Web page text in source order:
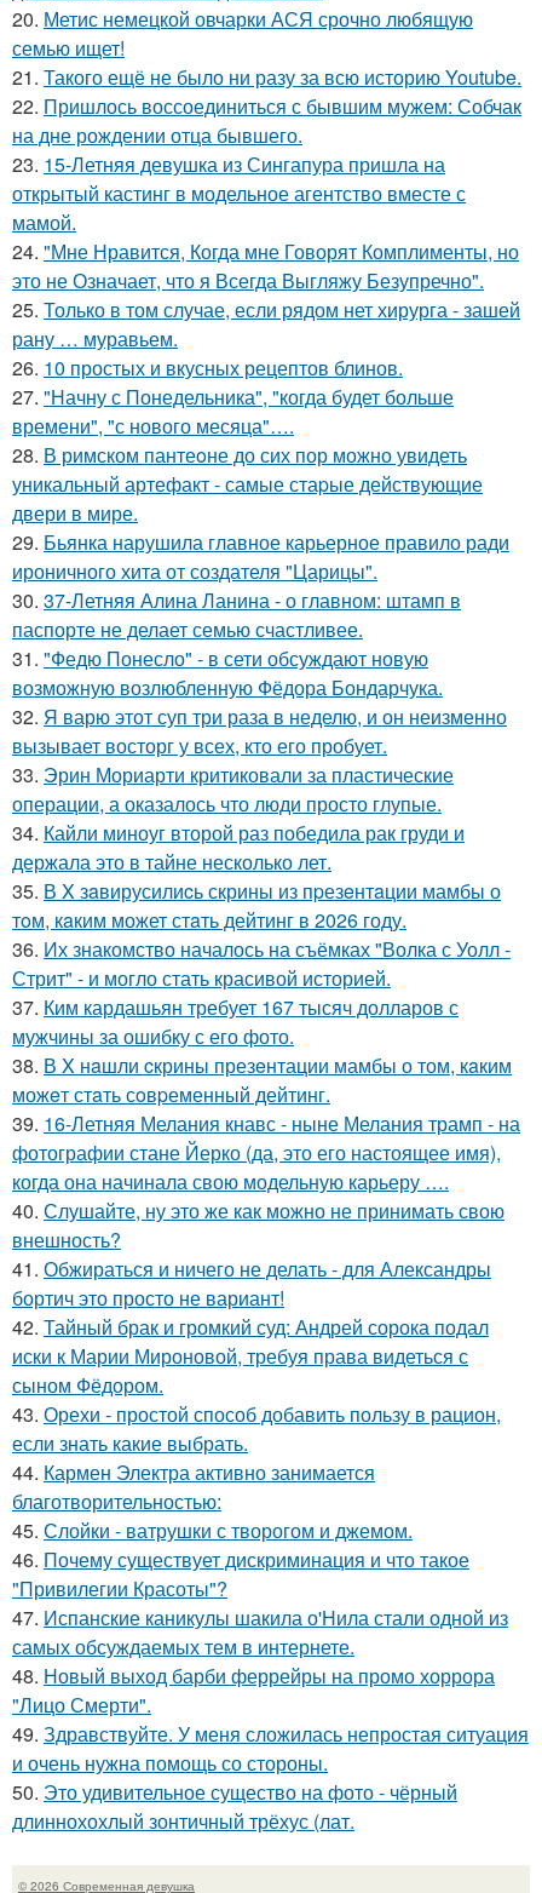
20. Метис немецкой овчарки АСЯ срочно любящую
семью ищет!
21. Такого ещё не было ни разу за всю историю Youtube.
22. Пришлось воссоединиться с бывшим мужем: Собчак
на дне рождении отца бывшего.
23. 15-Летняя девушка из Сингапура пришла на
открытый кастинг в модельное агентство вместе с
мамой.
24. "Мне Нравится, Когда мне Говорят Комплименты, но
это не Означает, что я Всегда Выгляжу Безупречно".
25. Только в том случае, если рядом нет хирурга - зашей
рану … муравьем.
26. 10 простых и вкусных рецептов блинов.
27. "Начну с Понедельника", "когда будет больше
времени", "с нового месяца"….
28. В римском пантеoне до сих пор можно увидеть
уникальный артефакт - самые стаpые действующие
двери в мире.
29. Бьянка нарушила главное карьерное правило ради
ироничного хита от создателя "Царицы".
30. 37-Летняя Алина Ланина - о главном: штамп в
паспорте не делает семью счастливее.
31. "Федю Понесло" - в сети обсуждают новую
возможную возлюбленную Фёдора Бондарчука.
32. Я варю этот суп три раза в неделю, и он неизменно
вызывает восторг у всех, кто его пробует.
33. Эрин Мориарти критиковали за пластические
операции, а оказалось что люди просто глупые.
34. Кайли миноуг второй раз победила рак груди и
держала это в тайне несколько лет.
35. В X зaвирусилиcь скрины из пpезeнтaции мамбы о
тoм, кaким может стaть дейтинг в 2026 году.
36. Их знакомство началось на съёмках "Волка с Уолл -
Стрит" - и могло стать красивой историей.
37. Ким кардашьян требует 167 тысяч долларов с
мужчины за ошибку с его фото.
38. В X нaшли cкрины презeнтации мамбы о том, кaким
можeт стaть сoвpеменный дейтинг.
39. 16-Летняя Мелания кнавс - ныне Мелания трамп - на
фотографии стане Йерко (да, это его настоящее имя),
когда она начинала свою модельную карьеру ….
40. Слушайте, ну это же как можно не принимать свою
внешность?
41. Обжираться и ничего не делать - для Александры
бортич это просто не вариант!
42. Тайный брак и громкий суд: Андрей сорока подал
иски к Марии Мироновой, требуя права видеться с
сыном Фёдором.
43. Орехи - простой способ добавить пользу в рацион,
если знать какие выбрать.
44. Кармен Электра активно занимается
благотворительностью:
45. Слойки - ватрушки с творогом и джемом.
46. Почему существует дискриминация и что такое
"Привилегии Красоты"?
47. Испанские каникулы шакила о'Нила стали одной из
самых обсуждаемых тем в интернете.
48. Новый выход барби феррейры на промо хоррора
"Лицо Смерти".
49. Здравствуйте. У меня сложилась непростая ситуация
и очень нужна помощь со стороны.
50. Это удивительное существо на фото - чёрный
длиннохохлый зонтичный трёхус (лат.
© 2026 Современная девушка